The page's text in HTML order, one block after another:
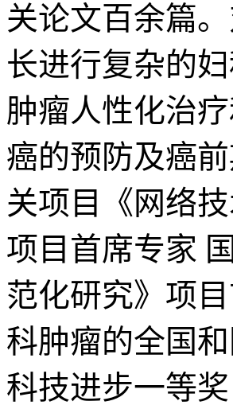
关论文百余篇
长进行复杂的
肿瘤人性化治
癌的预防及癌
关项目《网络
项目首席专家
范化研究》项
科肿瘤的全国
科技进步一等